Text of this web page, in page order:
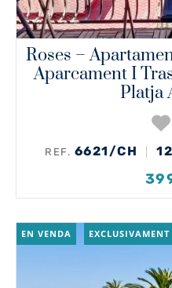
Roses –
Aparcament I
Platja
REF. 6621/CH
EN VENDA EXCLUSIVAMENT